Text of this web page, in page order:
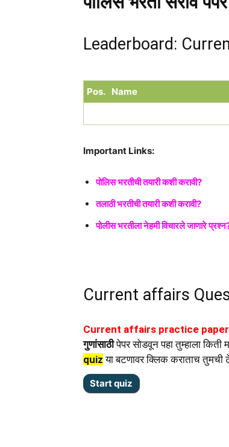
Leaderboard:
Pos. Name
Important Links:
पोलिस भरतीची तयारी कशी करावी?
तलाठी भरतीची तयारी कशी करावी?
पोलीस भरतीला नेहमी विचारले जाणारे
Current affairs
Current affairs practice paper
गुणांसाठीपेपर सोडवून पहा तुम्हाला किती
quiz या बटणावर क्लिक कराताच